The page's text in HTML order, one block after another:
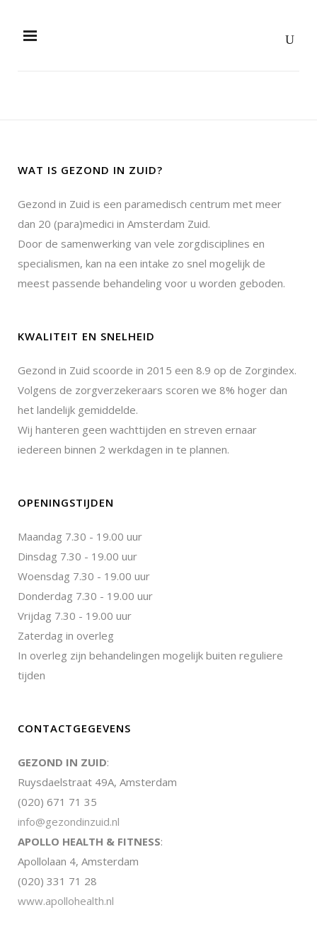
WAT IS GEZOND IN ZUID?
Gezond in Zuid is een paramedisch centrum met meer
dan 20 (para)medici in Amsterdam Zuid.
Door de samenwerking van vele zorgdisciplines en
specialismen, kan na een intake zo snel mogelijk de
meest passende behandeling voor u worden geboden.
KWALITEIT EN SNELHEID
Gezond in Zuid scoorde in 2015 een 8.9 op de Zorgindex.
Volgens de zorgverzekeraars scoren we 8% hoger dan
het landelijk gemiddelde.
Wij hanteren geen wachttijden en streven ernaar
iedereen binnen 2 werkdagen in te plannen.
OPENINGSTIJDEN
Maandag 7.30 - 19.00 uur
Dinsdag 7.30 - 19.00 uur
Woensdag 7.30 - 19.00 uur
Donderdag 7.30 - 19.00 uur
Vrijdag 7.30 - 19.00 uur
Zaterdag in overleg
In overleg zijn behandelingen mogelijk buiten reguliere
tijden
CONTACTGEGEVENS
GEZOND IN ZUID:
Ruysdaelstraat 49A, Amsterdam
(020) 671 71 35
info@gezondinzuid.nl
APOLLO HEALTH & FITNESS:
Apollolaan 4, Amsterdam
(020) 331 71 28
www.apollohealth.nl